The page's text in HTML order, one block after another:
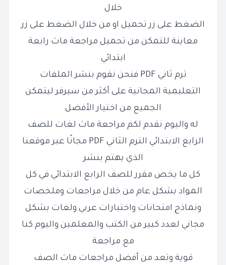
خلال
الضغط على زر تحميل او من خلال الضغط على زر
معاينة للتمكن من تحميل مراجعة ماث رابعة
ابتدائي
ترم ثاني PDF فنحن نقوم بنشر الملفات
التعليمية المجانية على أكثر من سيرفر ليتمكن
الجميع من اختيار الأفضل
له واليوم نقدم لكم مراجعة ماث لغات للصف
الرابع الابتدائي الترم الثاني PDF مجانًا عبر موقعنا
الذي يهتم بنشر
كل ما يخص مقرر للصف الرابع الابتدائي في كل
المواد بشكل عام من خلال مراجعات وملخصات
ونماذج امتحانات واختبارات عربي ولغات بشكل
مجاني لعدد كبير من الكتب والمعلمين واليوم كنا
مع مراجعة
قوية وتعد من أفضل مراجعات ماث الصف